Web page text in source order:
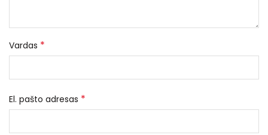
Vardas *
El. pašto adresas *